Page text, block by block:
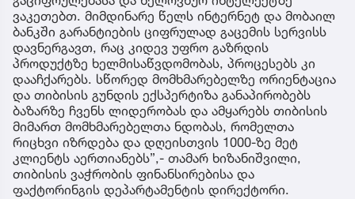
ვაკეთებთ. მიმდინარე წელს ინტერნეტ და მობაილ
ბანკში გარანტიების ციფრულად გაცემის სერვისს
დავნერგავთ, რაც კიდევ უფრო გაზრდის
პროდუქტზე ხელმისაწვდომობას, პროცესებს კი
დააჩქარებს. სწორედ მომხმარებელზე ორიენტაცია
და თიბისის გუნდის ექსპერტიზა განაპირობებს
ბაზარზე ჩვენს ლიდერობას და ამყარებს თიბისის
მიმართ მომხმარებელთა ნდობას, რომელთა
რიცხვი იზრდება და დღეისთვის 1000-ზე მეტ
კლიენტს აერთიანებს”,- თამარ ხიზანიშვილი,
თიბისის ვაჭრობის ფინანსირებისა და
ფაქტორინგის დეპარტამენტის დირექტორი.